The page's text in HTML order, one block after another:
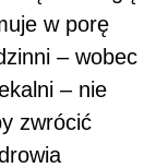
w porę
– wobec
– nie
zwrócić